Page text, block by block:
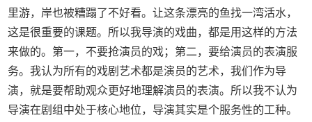
里游，岸也被糟蹋了不好看。让这条漂亮的鱼找一湾活水，
这是很重要的课题。所以我导演的戏曲，都是用这样的方法
来做的。第一，不要抢演员的戏；第二，要给演员的表演服
务。我认为所有的戏剧艺术都是演员的艺术，我们作为导
演，就是要帮助观众更好地理解演员的表演。所以我不认为
导演在剧组中处于核心地位，导演其实是个服务性的工种。